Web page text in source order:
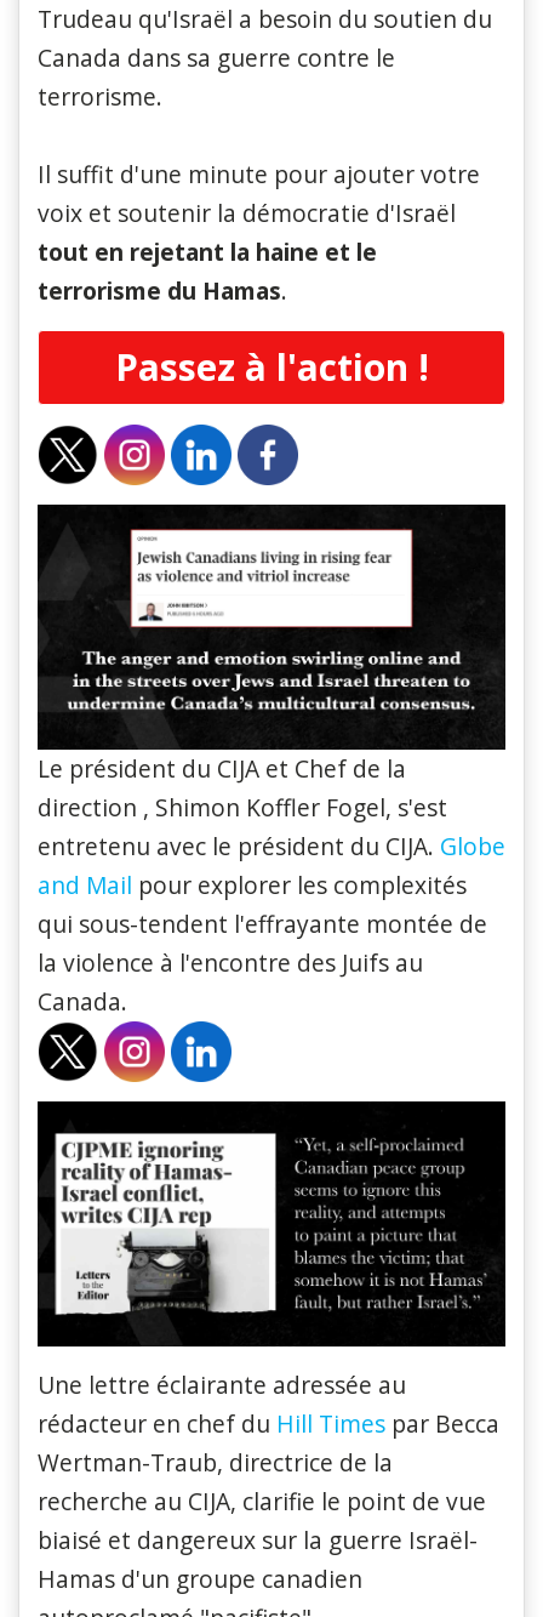
Trudeau qu'Israël a besoin du soutien du
Canada dans sa guerre contre le
terrorisme.
Il suffit d'une minute pour ajouter votre
voix et soutenir la démocratie d'Israël
tout en rejetant la haine et le
terrorisme du Hamas.
Passez à l'action !
Le président du CIJA et Chef de la
direction , Shimon Koffler Fogel, s'est
entretenu avec le président du CIJA. Globe
and Mail pour explorer les complexités
qui sous-tendent l'effrayante montée de
la violence à l'encontre des Juifs au
Canada.
Une lettre éclairante adressée au
rédacteur en chef du Hill Times par Becca
Wertman-Traub, directrice de la
recherche au CIJA, clarifie le point de vue
biaisé et dangereux sur la guerre Israël-
Hamas d'un groupe canadien